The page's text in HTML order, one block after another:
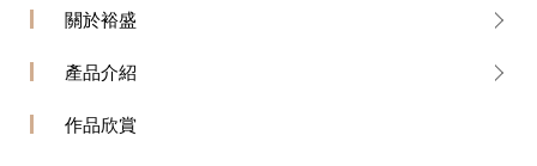
關於裕盛
產品介紹
作品欣賞